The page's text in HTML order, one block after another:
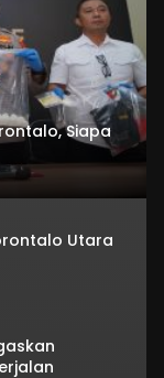
Siapa
Utara